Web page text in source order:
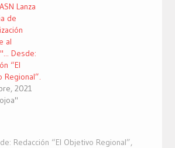
Lanza
de
al
Desde:
“El
Regional”.
2021
Redacción “El Objetivo Regional”,